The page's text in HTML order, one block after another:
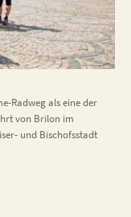
Radweg als eine der
von Brilon im
und Bischofsstadt